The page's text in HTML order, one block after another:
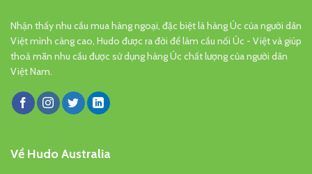
Nhận thấy nhu cầu mua hàng ngoại, đặc biệt là hàng Úc của người dân
Việt mình càng cao, Hudo được ra đời để làm cầu nối Úc - Việt và giúp
thoả mãn nhu cầu được sử dụng hàng Úc chất lượng của người dân
Việt Nam.
Về Hudo Australia